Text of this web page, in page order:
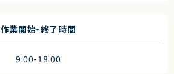
作業開始・終了時間
9:00-18:00